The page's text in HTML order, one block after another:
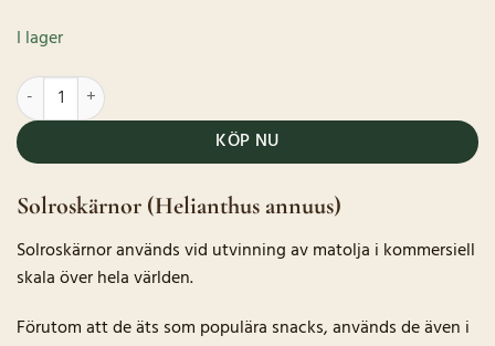
I lager
Solroskärnor mängd
KÖP NU
Solroskärnor (Helianthus annuus)
Solroskärnor används vid utvinning av matolja i kommersiell
skala över hela världen.
Förutom att de äts som populära snacks, används de även i